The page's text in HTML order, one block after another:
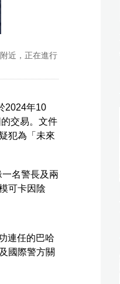
近，正在進行
2024年10
交易。文件
犯為「未來
名警長及兩
可卡因陰
連任的巴哈
國際警方關